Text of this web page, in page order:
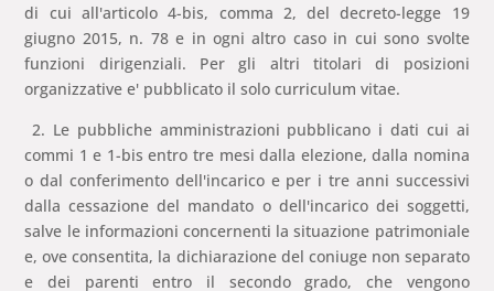
di cui all'articolo 4-bis, comma 2, del decreto-legge 19
giugno 2015, n. 78 e in ogni altro caso in cui sono svolte
funzioni dirigenziali. Per gli altri titolari di posizioni
organizzative e' pubblicato il solo curriculum vitae.
2. Le pubbliche amministrazioni pubblicano i dati cui ai
commi 1 e 1-bis entro tre mesi dalla elezione, dalla nomina
o dal conferimento dell'incarico e per i tre anni successivi
dalla cessazione del mandato o dell'incarico dei soggetti,
salve le informazioni concernenti la situazione patrimoniale
e, ove consentita, la dichiarazione del coniuge non separato
e dei parenti entro il secondo grado, che vengono